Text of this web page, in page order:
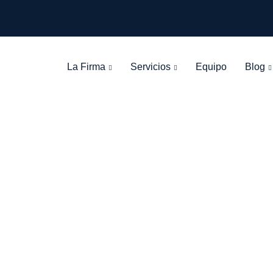
La Firma Servicios Equipo Blog